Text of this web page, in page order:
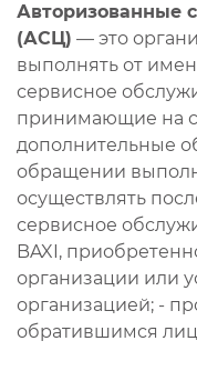
Авторизованные
(АСЦ) — это
выполнять от
сервисное
принимающие на
дополнительные
обращении
осуществлять
сервисное
BAXI,
организации или
организацией; -
обратившимся